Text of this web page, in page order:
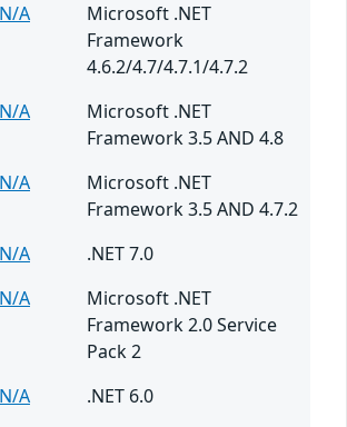
N/A
Microsoft .NET
Framework
4.6.2/4.7/4.7.1/4.7.2
N/A
Microsoft .NET
Framework 3.5 AND 4.8
N/A
Microsoft .NET
Framework 3.5 AND 4.7.2
N/A
.NET 7.0
N/A
Microsoft .NET
Framework 2.0 Service
Pack 2
N/A
.NET 6.0